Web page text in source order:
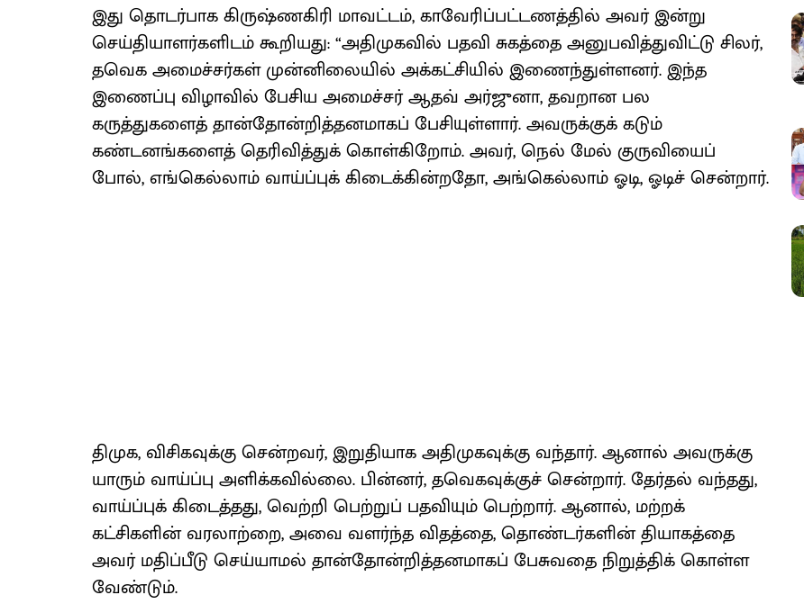
இது தொடர்பாக கிருஷ்ணகிரி மாவட்டம், காவேரிப்பட்டணத்தில் அவர் இன்று
செய்தியாளர்களிடம் கூறியது: “அதிமுகவில் பதவி சுகத்தை அனுபவித்துவிட்டு சிலர்,
தவெக அமைச்சர்கள் முன்னிலையில் அக்கட்சியில் இணைந்துள்ளனர். இந்த
இணைப்பு விழாவில் பேசிய அமைச்சர் ஆதவ் அர்ஜுனா, தவறான பல
கருத்துகளைத் தான்தோன்றித்தனமாகப் பேசியுள்ளார். அவருக்குக் கடும்
கண்டனங்களைத் தெரிவித்துக் கொள்கிறோம். அவர், நெல் மேல் குருவியைப்
போல், எங்கெல்லாம் வாய்ப்புக் கிடைக்கின்றதோ, அங்கெல்லாம் ஓடி, ஓடிச் சென்றார்.
திமுக, விசிகவுக்கு சென்றவர், இறுதியாக அதிமுகவுக்கு வந்தார். ஆனால் அவருக்கு
யாரும் வாய்ப்பு அளிக்கவில்லை. பின்னர், தவெகவுக்குச் சென்றார். தேர்தல் வந்தது,
வாய்ப்புக் கிடைத்தது, வெற்றி பெற்றுப் பதவியும் பெற்றார். ஆனால், மற்றக்
கட்சிகளின் வரலாற்றை, அவை வளர்ந்த விதத்தை, தொண்டர்களின் தியாகத்தை
அவர் மதிப்பீடு செய்யாமல் தான்தோன்றித்தனமாகப் பேசுவதை நிறுத்திக் கொள்ள
வேண்டும்.